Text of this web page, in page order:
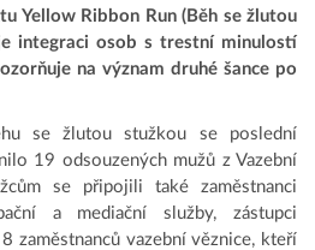
Yellow Ribbon Run (Běh se žlutou
integraci osob s trestní minulostí
na význam druhé šance po
se žlutou stužkou se poslední
19 odsouzených mužů z Vazební
se připojili také zaměstnanci
a mediační služby, zástupci
zaměstnanců vazební věznice, kteří